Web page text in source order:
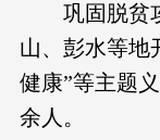
巩固脱贫
山、彭水等地
健康”等主题
余人。